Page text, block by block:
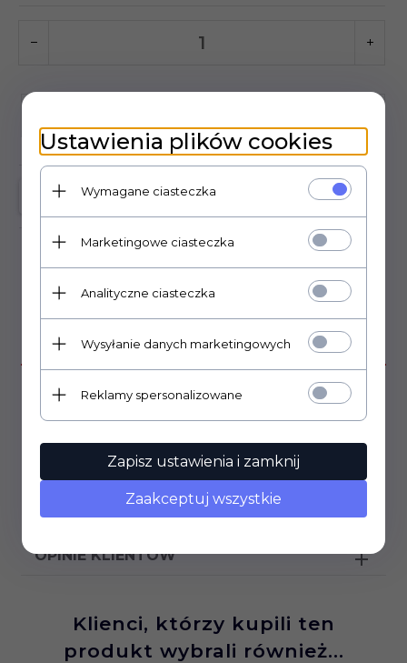
OPIS PRODUKTU
Potencjometr ALPHA seria 9mm, PCB
długość ośki 9,5mm
średnica ośki 6mm, ścięta 'D'
gwint M7
OPINIE KLIENTÓW
Klienci, którzy kupili ten
produkt wybrali również...
Ustawienia plików cookies
Wymagane ciasteczka
Marketingowe ciasteczka
Analityczne ciasteczka
Wysyłanie danych marketingowych
Reklamy spersonalizowane
Zapisz ustawienia i zamknij
Zaakceptuj wszystkie